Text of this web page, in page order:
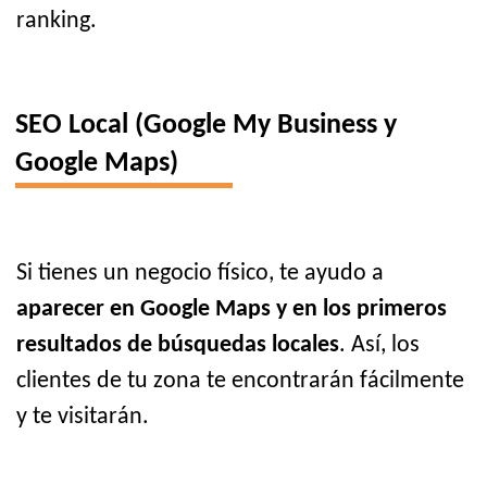
ranking.
SEO Local (Google My Business y
Google Maps)
Si tienes un negocio físico, te ayudo a
aparecer en Google Maps y en los primeros
resultados de búsquedas locales. Así, los
clientes de tu zona te encontrarán fácilmente
y te visitarán.